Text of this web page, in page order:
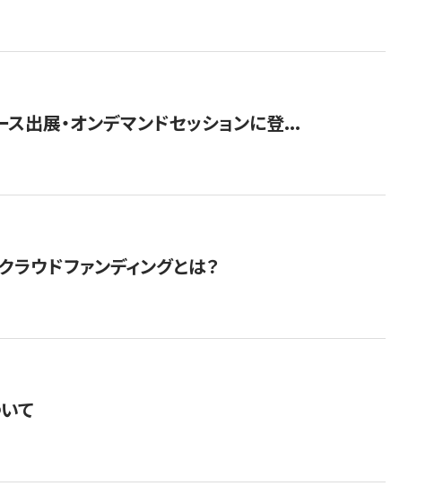
ス出展・オンデマンドセッションに登...
ウドファンディングとは？
て